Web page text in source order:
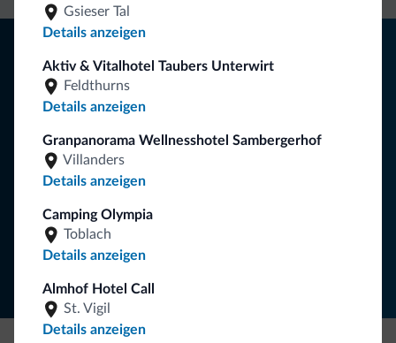
Gsieser Tal
Details anzeigen
Aktiv & Vitalhotel Taubers Unterwirt
Feldthurns
Details anzeigen
Granpanorama Wellnesshotel Sambergerhof
Villanders
Details anzeigen
Camping Olympia
Toblach
Details anzeigen
Almhof Hotel Call
St. Vigil
Details anzeigen
Folgen Sie Dolomiti.it auf
Tipps aus den Dolomiten
Sie erhalten Informationen, exklusive Angebote und
Neuigkeiten für Ihren Urlaub in den Dolomiten.
NEWSLETTER ABONNIEREN